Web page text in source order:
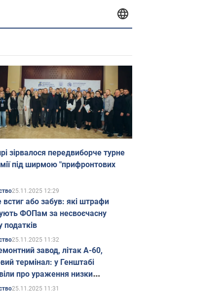
зірвалося передвиборче турне
під ширмою "прифронтових
25.11.2025 12:29
встиг або забув: які штрафи
ФОПам за несвоєчасну
податків
25.11.2025 11:32
завод, літак А-60,
термінал: у Генштабі
про ураження низки
об'єктів Росії
25.11.2025 11:31